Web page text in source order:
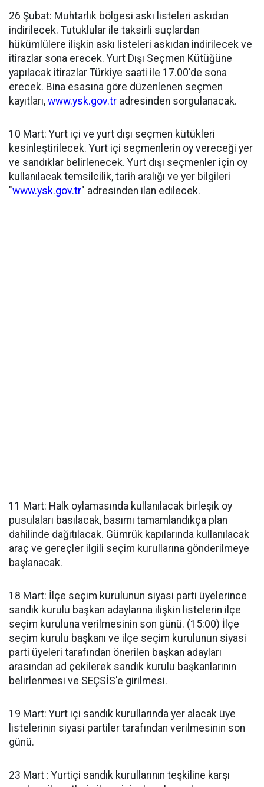
26 Şubat: Muhtarlık bölgesi askı listeleri askıdan
indirilecek. Tutuklular ile taksirli suçlardan
hükümlülere ilişkin askı listeleri askıdan indirilecek ve
itirazlar sona erecek. Yurt Dışı Seçmen Kütüğüne
yapılacak itirazlar Türkiye saati ile 17.00'de sona
erecek. Bina esasına göre düzenlenen seçmen
kayıtları, www.ysk.gov.tr adresinden sorgulanacak.
10 Mart: Yurt içi ve yurt dışı seçmen kütükleri
kesinleştirilecek. Yurt içi seçmenlerin oy vereceği yer
ve sandıklar belirlenecek. Yurt dışı seçmenler için oy
kullanılacak temsilcilik, tarih aralığı ve yer bilgileri
"www.ysk.gov.tr" adresinden ilan edilecek.
11 Mart: Halk oylamasında kullanılacak birleşik oy
pusulaları basılacak, basımı tamamlandıkça plan
dahilinde dağıtılacak. Gümrük kapılarında kullanılacak
araç ve gereçler ilgili seçim kurullarına gönderilmeye
başlanacak.
18 Mart: İlçe seçim kurulunun siyasi parti üyelerince
sandık kurulu başkan adaylarına ilişkin listelerin ilçe
seçim kuruluna verilmesinin son günü. (15:00) İlçe
seçim kurulu başkanı ve ilçe seçim kurulunun siyasi
parti üyeleri tarafından önerilen başkan adayları
arasından ad çekilerek sandık kurulu başkanlarının
belirlenmesi ve SEÇSİS'e girilmesi.
19 Mart: Yurt içi sandık kurullarında yer alacak üye
listelerinin siyasi partiler tarafından verilmesinin son
günü.
23 Mart : Yurtiçi sandık kurullarının teşkiline karşı